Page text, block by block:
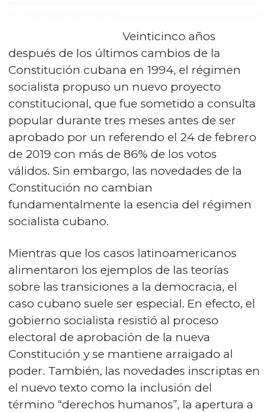
Veinticinco años
después de los últimos cambios de la
Constitución cubana en 1994, el régimen
socialista propuso un nuevo proyecto
constitucional, que fue sometido a consulta
popular durante tres meses antes de ser
aprobado por un referendo el 24 de febrero
de 2019 con más de 86% de los votos
válidos. Sin embargo, las novedades de la
Constitución no cambian
fundamentalmente la esencia del régimen
socialista cubano.
Mientras que los casos latinoamericanos
alimentaron los ejemplos de las teorías
sobre las transiciones a la democracia, el
caso cubano suele ser especial. En efecto, el
gobierno socialista resistió al proceso
electoral de aprobación de la nueva
Constitución y se mantiene arraigado al
poder. También, las novedades inscriptas en
el nuevo texto como la inclusión del
término “derechos humanos”, la apertura a